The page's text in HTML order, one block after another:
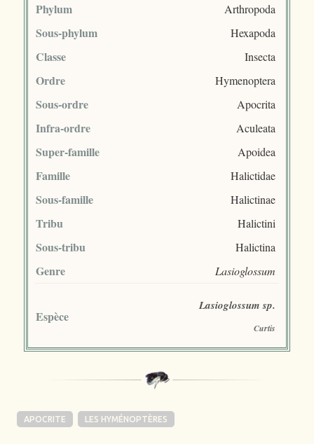
Phylum Arthropoda
Sous-phylum Hexapoda
Classe Insecta
Ordre Hymenoptera
Sous-ordre Apocrita
Infra-ordre Aculeata
Super-famille Apoidea
Famille Halictidae
Sous-famille Halictinae
Tribu Halictini
Sous-tribu Halictina
Genre Lasioglossum
Espèce
Lasioglossum sp.
Curtis
APOCRITE LES HYMÉNOPTÈRES